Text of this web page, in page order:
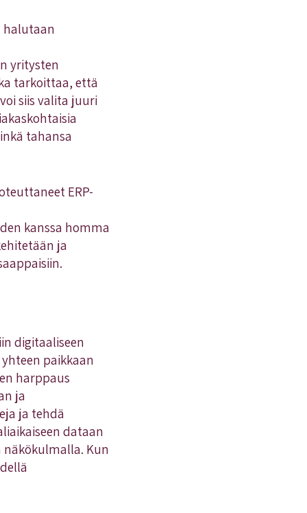
halutaan
yritysten
tarkoittaa, että
siis valita juuri
tahansa
ERP-
kanssa homma
ja
digitaaliseen
paikkaan
harppaus
ja
ja tehdä
dataan
Kun